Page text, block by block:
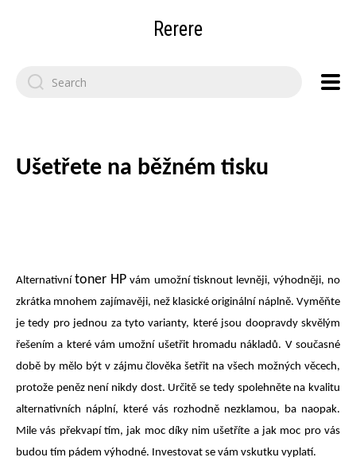
Rerere
Search
for:
Ušetřete na běžném tisku
Alternativnítoner HP vám umožní tisknout levněji, výhodněji, no
zkrátka mnohem zajímavěji, než klasické originální náplně. Vyměňte
je tedy pro jednou za tyto varianty, které jsou doopravdy skvělým
řešením a které vám umožní ušetřit hromadu nákladů. V současné
době by mělo být v zájmu člověka šetřit na všech možných věcech,
protože peněz není nikdy dost. Určitě se tedy spolehněte na kvalitu
alternativních náplní, které vás rozhodně nezklamou, ba naopak.
Mile vás překvapí tím, jak moc díky nim ušetříte a jak moc pro vás
budou tím pádem výhodné. Investovat se vám vskutku vyplatí.